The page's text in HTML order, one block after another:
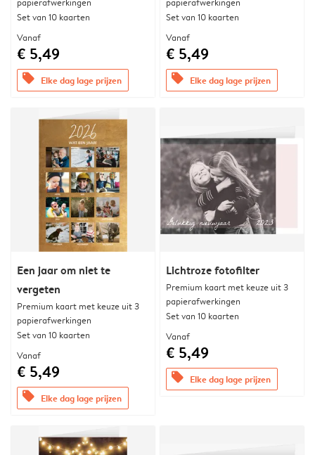
Set van 10 kaarten
Vanaf
€ 5,49
offers Elke dag lage prijzen
Set van 10 kaarten
Vanaf
€ 5,49
offers Elke dag lage prijzen
Een jaar om niet te
vergeten
Premium kaart met keuze uit 3
papierafwerkingen
Set van 10 kaarten
Vanaf
€ 5,49
offers Elke dag lage prijzen
Lichtroze fotofilter
Premium kaart met keuze uit 3
papierafwerkingen
Set van 10 kaarten
Vanaf
€ 5,49
offers Elke dag lage prijzen